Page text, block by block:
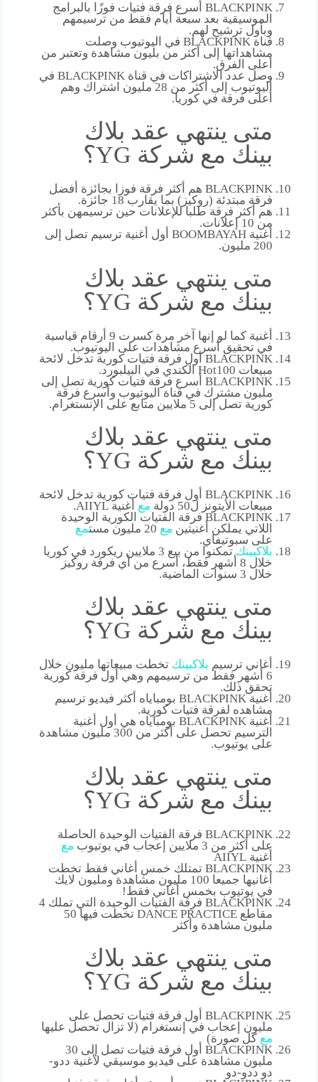
BLACKPINK أسرع فرقة فتيات فوزًا بالبرامج
الموسيقية بعد سبعة أيام فقط من ترسيمهم
وبأول ترشيح لهم.
قناة BLACKPINK في اليوتيوب وصلت
مشاهداتها إلى أكثر من بليون مشاهدة وتعتبر من
أعلى الفرق.
وصل عدد الاشتراكات في قناة BLACKPINK في
اليوتيوب إلى أكثر من 28 مليون اشتراك وهم
أعلى فرقة في كوريا.
متى ينتهي عقد بلاك
بينك مع شركة YG؟
BLACKPINK هم أكثر فرقة فوزا بجائزة أفضل
فرقة مبتدئة (روكيز) بما يقارب 18 جائزة.
هم أكثر فرقة طلبا للإعلانات حين ترسيمهن بأكثر
من 10 إعلانات.
أغنية BOOMBAYAH أول أغنية ترسيم تصل إلى
200 مليون.
متى ينتهي عقد بلاك
بينك مع شركة YG؟
أغنية كما لو إنها آخر مرة كسرت 9 أرقام قياسية
في تحقيق أسرع مشاهدات على اليوتيوب.
BLACKPINK أول فرقة فتيات كورية تدخل لائحة
مبيعات Hot100 الكندي في البيلبورد.
BLACKPINK أسرع فرقة فتيات كورية تصل إلى
مليون مشترك في قناة اليوتيوب وأسرع فرقة
كورية تصل إلى 5 ملايين متابع على الإنستغرام.
متى ينتهي عقد بلاك
بينك مع شركة YG؟
BLACKPINK أول فرقة فتيات كورية تدخل لائحة
مبيعات الأيتونز ل50 دولة
مع أغنية AIIYL.
BLACKPINK فرقة الفتيات الكورية الوحيدة
اللاتي يملكن أغنيتين مع
مع
على سبوتيفاي.
بلاكبينك
تمكنوا من بيع 3 ملايين ريكورد في كوريا
خلال 8 أشهر فقط، أسرع من أي فرقة روكيز
خلال 3 سنوات الماضية.
متى ينتهي عقد بلاك
بينك مع شركة YG؟
أغاني ترسيم بلاكبينك تخطت مبيعاتها مليون خلال
6 أشهر فقط من ترسيمهم وهي أول فرقة كورية
تحقق ذلك.
أغنية BLACKPINK بومباياه أكثر فيديو ترسيم
مشاهده لفرقة فتيات كورية.
أغنية BLACKPINK بومباياه هي أول أغنية
الترسيم تحصل على أكثر من 300 مليون مشاهدة
على يوتيوب.
متى ينتهي عقد بلاك
بينك مع شركة YG؟
BLACKPINK فرقة الفتيات الوحيدة الحاصلة
على أكثر من 3 ملايين إعجاب في يوتيوب
مع
أغنية AIIYL
BLACKPINK تمتلك خمس أغاني فقط تخطت
أغانيها جميعا 100 مليون مشاهدة ومليون لايك
في يوتيوب بخمس أغاني فقط!
BLACKPINK فرقة الفتيات الوحيدة التي تملك 4
مقاطع DANCE PRACTICE تخطت فيها 50
مليون مشاهدة وأكثر
متى ينتهي عقد بلاك
بينك مع شركة YG؟
BLACKPINK أول فرقة فتيات تحصل على
مليون إعجاب في إنستغرام (لا تزال تحصل عليها
مع كل صورة)
BLACKPINK أول فرقة فتيات تصل إلى 30
مليون مشاهدة على فيديو موسيقي لأغنية ددو-
دو ددو-دو